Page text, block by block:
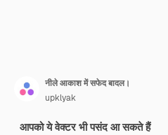
नीले आकाश में सफेद बादल।
upklyak
आपको ये वेक्टर भी पसंद आ सकते हैं